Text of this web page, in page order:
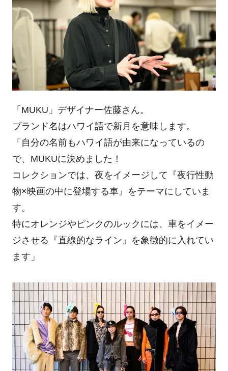
「MUKU」デザイナー佐藤さん。
ブランド名はハワイ語で新月を意味します。
「自分の名前もハワイ語が由来になっているの
で、MUKUに決めました！
コレクションでは、夜をイメージして『夜行性動
物×映画の中に登場する車』をテーマにしていま
す。
特にオレンジやピンクのルックには、車をイメー
ジさせる『直線的なライン』を象徴的に入れてい
ます」